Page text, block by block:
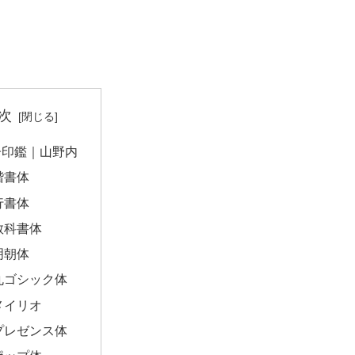
鑑｜山野内
書体
書体
科書体
朝体
ゴシック体
イリオ
レゼンス体